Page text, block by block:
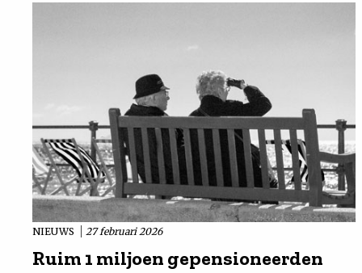
NIEUWS 27 februari 2026
Ruim 1 miljoen gepensioneerden